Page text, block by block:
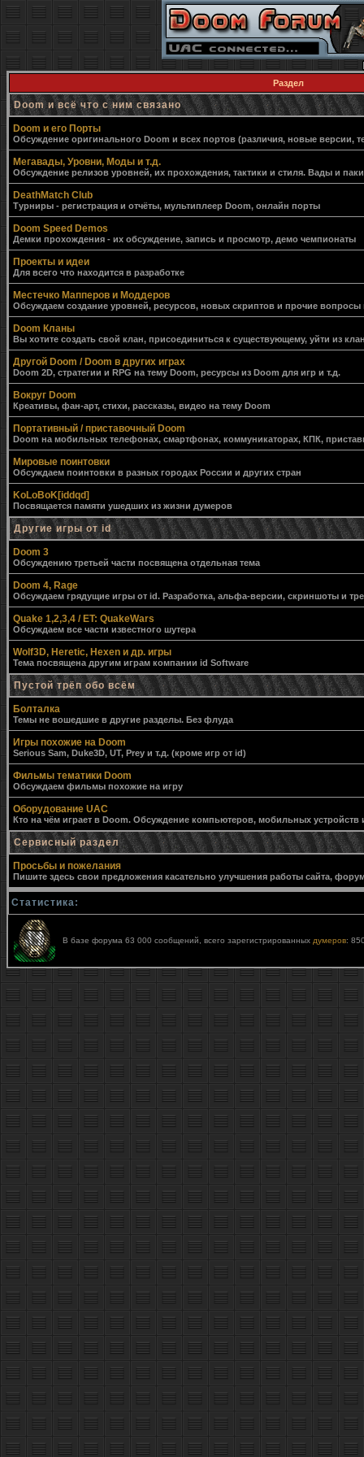
Раздел
Doom и всё что с ним связано
Doom и его Порты
Обсуждение оригинального Doom и всех портов (различия, новые версии,
Мегавады, Уровни, Моды и т.д.
Обсуждение релизов уровней, их прохождения, тактики и стиля. Вады и
DeathMatch Club
Турниры - регистрация и отчёты, мультиплеер Doom, онлайн порты
Doom Speed Demos
Демки прохождения - их обсуждение, запись и просмотр, демо чемпионаты
Проекты и идеи
Для всего что находится в разработке
Местечко Мапперов и Моддеров
Обсуждаем создание уровней, ресурсов, новых скриптов и прочие
Doom Кланы
Вы хотите создать свой клан, присоединиться к существующему, уйти из
Другой Doom / Doom в других играх
Doom 2D, стратегии и RPG на тему Doom, ресурсы из Doom для игр и т.д.
Вокруг Doom
Креативы, фан-арт, стихи, рассказы, видео на тему Doom
Портативный / приставочный Doom
Doom на мобильных телефонах, смартфонах, коммуникаторах, КПК,
Мировые поинтовки
Обсуждаем поинтовки в разных городах России и других стран
KoLoBoK[iddqd]
Посвящается памяти ушедших из жизни думеров
Другие игры от id
Doom 3
Обсуждению третьей части посвящена отдельная тема
Doom 4, Rage
Обсуждаем грядущие игры от id. Разработка, альфа-версии, скриншоты и
Quake 1,2,3,4 / ET: QuakeWars
Обсуждаем все части известного шутера
Wolf3D, Heretic, Hexen и др. игры
Тема посвящена другим играм компании id Software
Пустой трёп обо всём
Болталка
Темы не вошедшие в другие разделы. Без флуда
Игры похожие на Doom
Serious Sam, Duke3D, UT, Prey и т.д. (кроме игр от id)
Фильмы тематики Doom
Обсуждаем фильмы похожие на игру
Оборудование UAC
Кто на чём играет в Doom. Обсуждение компьютеров, мобильных устройств
Сервисный раздел
Просьбы и пожелания
Пишите здесь свои предложения касательно улучшения работы сайта,
Статистика:
В базе форума 63 000 сообщений, всего зарегистрированных думеров: